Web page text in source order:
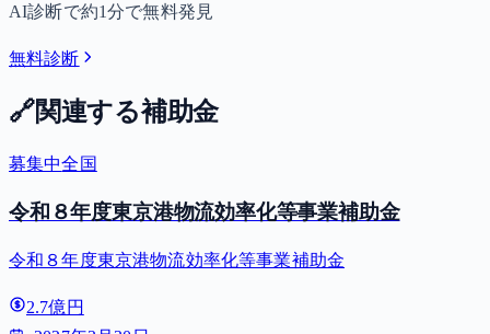
AI診断で約1分で無料発見
無料診断
🔗関連する補助金
募集中全国
令和８年度東京港物流効率化等事業補助金
令和８年度東京港物流効率化等事業補助金
2.7億円